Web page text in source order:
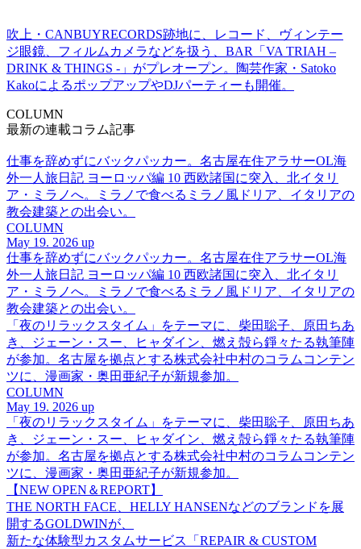
吹上・CANBUYRECORDS跡地に、レコード、ヴィンテー
ジ眼鏡、フィルムカメラなどを扱う、BAR「VA TRIAH –
DRINK & THINGS -」がプレオープン。陶芸作家・Satoko
KakoによるポップアップやDJパーティーも開催。
COLUMN
最新の連載コラム記事
仕事を辞めずにバックパッカー。名古屋在住アラサーOL海
外一人旅日記 ヨーロッパ編 10 西欧諸国に突入、北イタリ
ア・ミラノへ。ミラノで食べるミラノ風ドリア、イタリアの
教会建築との出会い。
COLUMN
May 19. 2026 up
仕事を辞めずにバックパッカー。名古屋在住アラサーOL海
外一人旅日記 ヨーロッパ編 10 西欧諸国に突入、北イタリ
ア・ミラノへ。ミラノで食べるミラノ風ドリア、イタリアの
教会建築との出会い。
「夜のリラックスタイム」をテーマに、柴田聡子、原田ちあ
き、ジェーン・スー、ヒャダイン、燃え殻ら錚々たる執筆陣
が参加。名古屋を拠点とする株式会社中村のコラムコンテン
ツに、漫画家・奥田亜紀子が新規参加。
COLUMN
May 19. 2026 up
「夜のリラックスタイム」をテーマに、柴田聡子、原田ちあ
き、ジェーン・スー、ヒャダイン、燃え殻ら錚々たる執筆陣
が参加。名古屋を拠点とする株式会社中村のコラムコンテン
ツに、漫画家・奥田亜紀子が新規参加。
【NEW OPEN＆REPORT】
THE NORTH FACE、HELLY HANSENなどのブランドを展
開するGOLDWINが、
新たな体験型カスタムサービス「REPAIR & CUSTOM